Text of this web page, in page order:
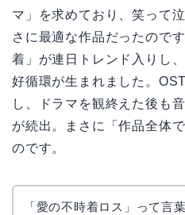
マ」を求めており、笑って
さに最適な作品だったので
着」が連日トレンド入りし
好循環が生まれました。
し、ドラマを観終えた後も
が続出。まさに「作品全体
のです。
「愛の不時着ロス」って言